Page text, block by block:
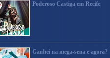
Poderoso Castiga em Recife
Ganhei na mega-sena e agora?